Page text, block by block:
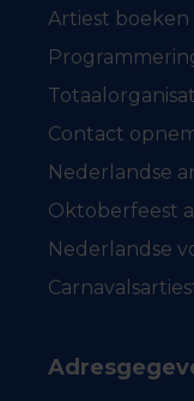
Artiest boeken
Contact
Nederlandse
Oktoberfeest
Nederlandse